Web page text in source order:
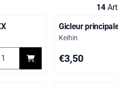
14
la quantité pour Gicleur
Gicleur
Marque :
Keihin
Prix: 3,50
€3,50